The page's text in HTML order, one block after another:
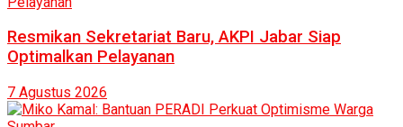
Resmikan Sekretariat Baru, AKPI Jabar Siap
Optimalkan Pelayanan
7 Agustus 2026